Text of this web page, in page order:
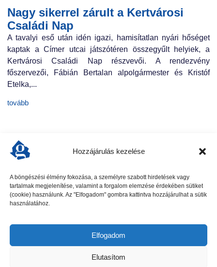
Hozzájárulás kezelése
A böngészési élmény fokozása, a személyre szabott hirdetések vagy
tartalmak megjelenítése, valamint a forgalom elemzése érdekében sütiket
(cookie) használunk. Az "Elfogadom" gombra kattintva hozzájárulhat a sütik
használatához.
Elfogadom
Elutasítom
Nagy sikerrel zárult a Kertvárosi
Családi Nap
A tavalyi eső után idén igazi, hamisítatlan nyári hőséget
kaptak a Címer utcai játszótéren összegyűlt helyiek, a
Kertvárosi Családi Nap részvevői. A rendezvény
főszervezői, Fábián Bertalan alpolgármester és Kristóf
Etelka,...
tovább
előző cikk következő cikk